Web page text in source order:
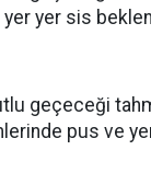
yer sis
geçeceği
pus ve